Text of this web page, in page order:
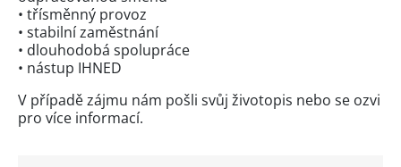
• třísměnný provoz
• stabilní zaměstnání
• dlouhodobá spolupráce
• nástup IHNED
V případě zájmu nám pošli svůj životopis nebo se ozvi
pro více informací.